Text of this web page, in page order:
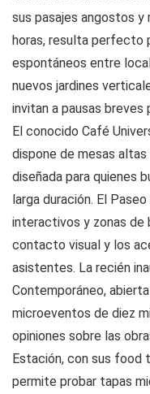
sus pasajes angostos y
horas, resulta perfecto
espontáneos entre
nuevos jardines
invitan a pausas
El conocido Café
dispone de mesas
diseñada para quienes
larga duración. El
interactivos y zonas de
contacto visual y los
asistentes. La recién
Contemporáneo,
microeventos de diez
opiniones sobre las
Estación, con sus food
permite probar tapas